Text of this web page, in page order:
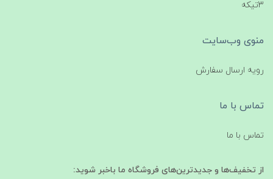
3تیکه
منوی وب‌سایت
رویه ارسال سفارش
تماس با ما
تماس با ما
از تخفیف‌ها و جدیدترین‌های فروشگاه ما باخبر شوید: